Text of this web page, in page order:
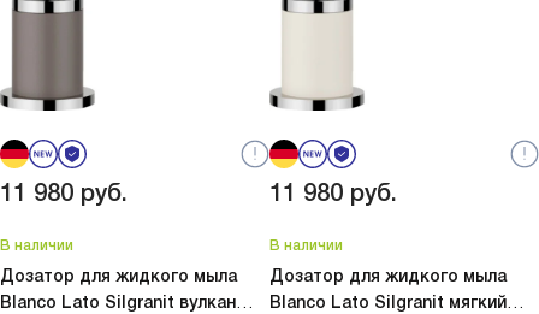
11 980 руб.
В наличии
Дозатор для жидкого мыла
Blanco Lato Silgranit вулкан
11 980 руб.
В наличии
Дозатор для жидкого мыла
Blanco Lato Silgranit мягкий